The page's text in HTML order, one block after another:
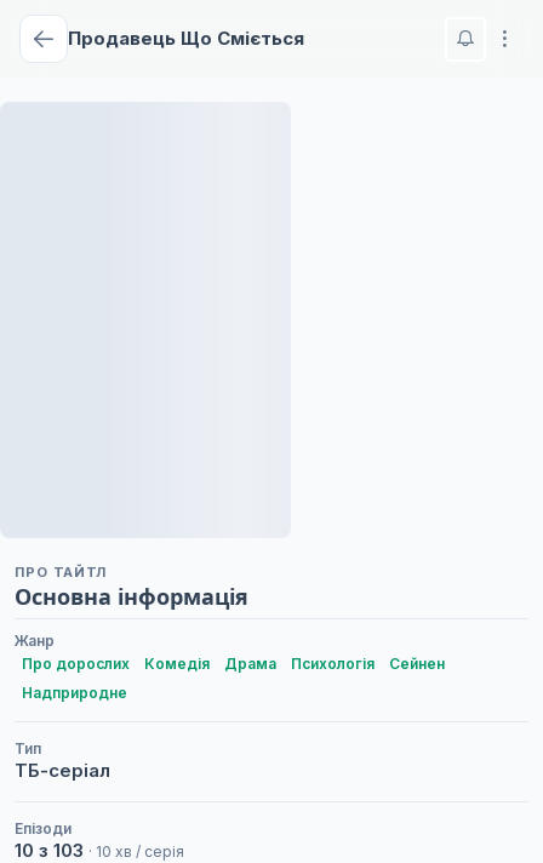
Продавець Що Сміється
ПРО ТАЙТЛ
Основна інформація
Жанр
Про дорослих
Комедія Драма Психологія
Сейнен
Надприродне
Тип
ТБ-серіал
Епізоди
10 з 103 · 10 хв / серія